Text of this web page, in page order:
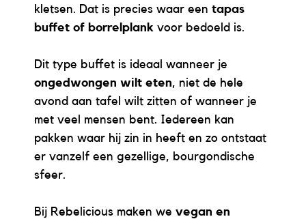
kletsen. Dat is precies waar een tapas
buffet of borrelplank voor bedoeld is.
Dit type buffet is ideaal wanneer je
ongedwongen wilt eten, niet de hele
avond aan tafel wilt zitten of wanneer je
met veel mensen bent. Iedereen kan
pakken waar hij zin in heeft en zo ontstaat
er vanzelf een gezellige, bourgondische
sfeer.
Bij Rebelicious maken we vegan en